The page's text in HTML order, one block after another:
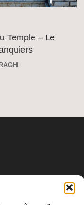
Temple – Le